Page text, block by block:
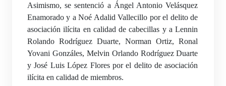
Asimismo, se sentenció a Ángel Antonio Velásquez
Enamorado y a Noé Adalid Vallecillo por el delito de
asociación ilícita en calidad de cabecillas y a Lennin
Rolando Rodríguez Duarte, Norman Ortiz, Ronal
Yovani Gonzáles, Melvin Orlando Rodríguez Duarte
y José Luis López Flores por el delito de asociación
ilícita en calidad de miembros.